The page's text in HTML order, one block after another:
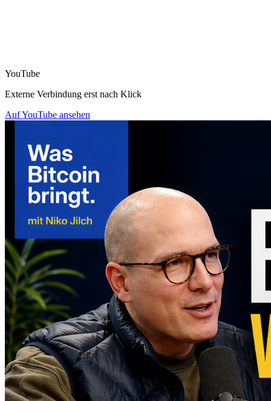
YouTube
Externe Verbindung erst nach Klick
Auf YouTube ansehen